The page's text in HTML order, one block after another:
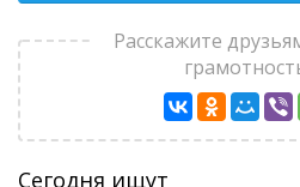
Расскажите
Сегодня ищут